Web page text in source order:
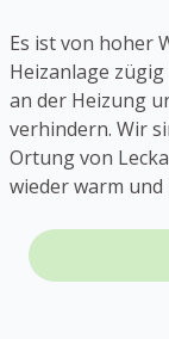
Es ist von hoher
Heizanlage
an der Heizung
verhindern. Wir
Ortung von
wieder warm und